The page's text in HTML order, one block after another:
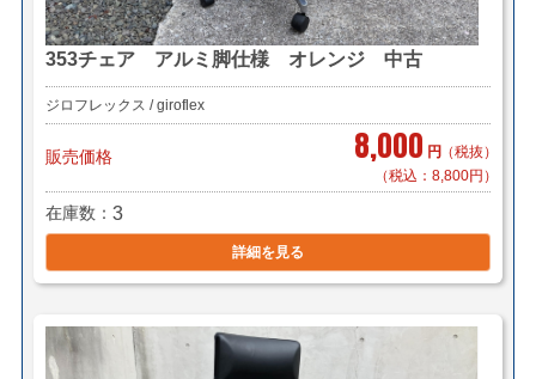
353チェア アルミ脚仕様 オレンジ 中古
ジロフレックス / giroflex
販売価格 8,000 円 （税抜）
（税込：8,800円）
在庫数 3
詳細を見る